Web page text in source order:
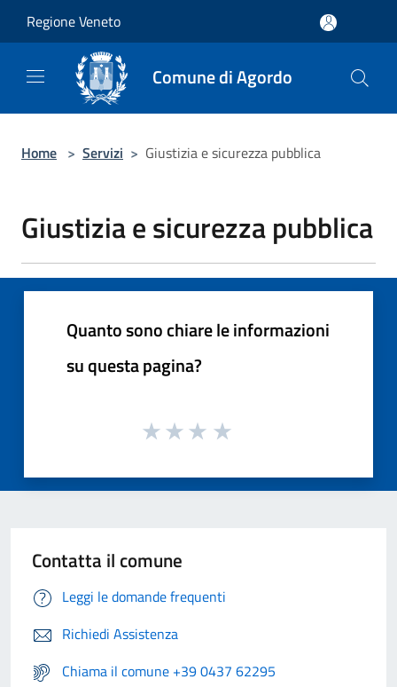
Regione Veneto
Comune di Agordo
Home > Servizi > Giustizia e sicurezza pubblica
Giustizia e sicurezza pubblica
Quanto sono chiare le informazioni
su questa pagina?
Contatta il comune
Leggi le domande frequenti
Richiedi Assistenza
Chiama il comune +39 0437 62295